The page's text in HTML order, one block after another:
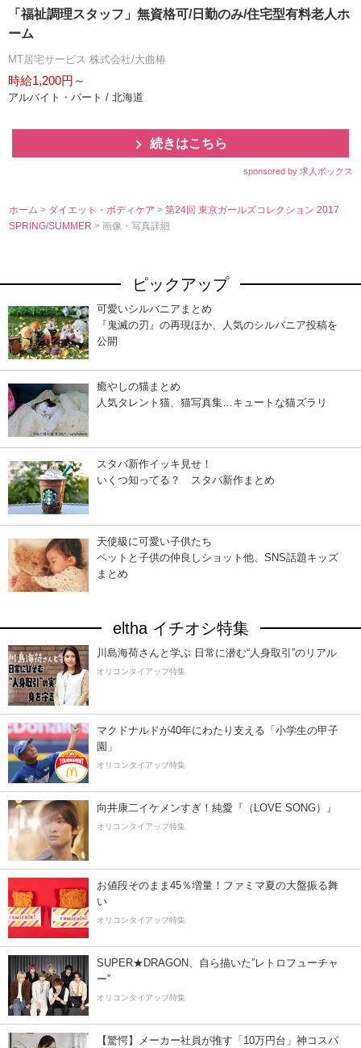
「福祉調理スタッフ」無資格可/日勤のみ/住宅型有料老人ホ
ーム
MT居宅サービス 株式会社/大曲椿
時給1,200円～
アルバイト・パート / 北海道
続きはこちら
sponsored by 求人ボックス
ホーム > ダイエット・ボディケア>第24回 東京ガールズコレクション 2017
SPRING/SUMMER> 画像・写真詳細
ピックアップ
可愛いシルバニアまとめ
『鬼滅の刃』の再現ほか、人気のシルバニア投稿を
公開
癒やしの猫まとめ
人気タレント猫、猫写真集…キュートな猫ズラリ
スタバ新作イッキ見せ！
いくつ知ってる？ スタバ新作まとめ
天使級に可愛い子供たち
ペットと子供の仲良しショット他、SNS話題キッズ
まとめ
eltha イチオシ特集
川島海荷さんと学ぶ 日常に潜む“人身取引”のリアル
オリコンタイアップ特集
マクドナルドが40年にわたり支える「小学生の甲子
園」
オリコンタイアップ特集
向井康二イケメンすぎ！純愛『（LOVE SONG）』
オリコンタイアップ特集
お値段そのまま45％増量！ファミマ夏の大盤振る舞
い
オリコンタイアップ特集
SUPER★DRAGON、自ら描いた”レトロフューチャ
ー”
オリコンタイアップ特集
【驚愕】メーカー社員が推す「10万円台」神コスパ